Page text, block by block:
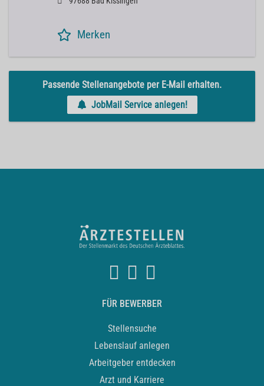
Merken
Passende Stellenangebote per E-Mail erhalten.
JobMail Service anlegen!
FÜR BEWERBER
Stellensuche
Lebenslauf anlegen
Arbeitgeber entdecken
Arzt und Karriere